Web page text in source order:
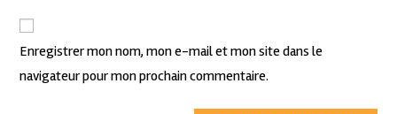
Enregistrer mon nom, mon e-mail et mon site dans le
navigateur pour mon prochain commentaire.